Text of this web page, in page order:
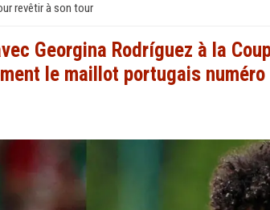
revêtir à son tour
Georgina Rodríguez à la
le maillot portugais numéro